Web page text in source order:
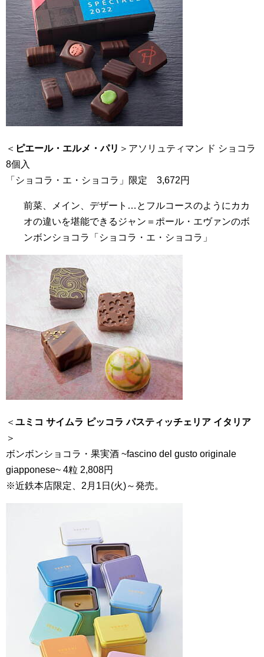
＜ ピエール・エルメ・パリ ＞アソリュティマン ド ショコラ
8個入
「ショコラ・エ・ショコラ」限定 3,672円
前菜、メイン、デザート…とフルコースのようにカカ
オの違いを堪能できるジャン＝ポール・エヴァンのボ
ンボンショコラ「ショコラ・エ・ショコラ」
＜ ユミコ サイムラ ピッコラ パスティッチェリア イタリア
＞
ボンボンショコラ・果実酒 ~fascino del gusto originale
giapponese~ 4粒 2,808円
※近鉄本店限定、2月1日(火)～発売。